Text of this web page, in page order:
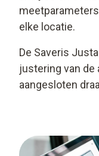
elke locatie.
De Saveris
justering van de
aangesloten